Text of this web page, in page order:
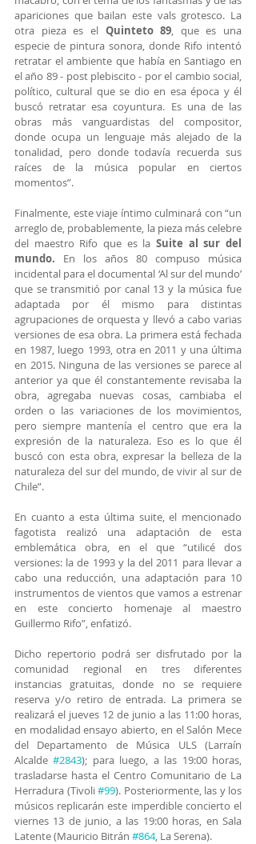
apariciones que bailan este vals grotesco. La
otra pieza es el Quinteto 89, que es una
especie de pintura sonora, donde Rifo intentó
retratar el ambiente que había en Santiago en
el año 89 - post plebiscito - por el cambio social,
político, cultural que se dio en esa época y él
buscó retratar esa coyuntura. Es una de las
obras más vanguardistas del compositor,
donde ocupa un lenguaje más alejado de la
tonalidad, pero donde todavía recuerda sus
raíces de la música popular en ciertos
momentos”.
Finalmente, este viaje íntimo culminará con “un
arreglo de, probablemente, la pieza más celebre
del maestro Rifo que es la Suite al sur del
mundo. En los años 80 compuso música
incidental para el documental ‘Al sur del mundo’
que se transmitió por canal 13 y la música fue
adaptada por él mismo para distintas
agrupaciones de orquesta y llevó a cabo varias
versiones de esa obra. La primera está fechada
en 1987, luego 1993, otra en 2011 y una última
en 2015. Ninguna de las versiones se parece al
anterior ya que él constantemente revisaba la
obra, agregaba nuevas cosas, cambiaba el
orden o las variaciones de los movimientos,
pero siempre mantenía el centro que era la
expresión de la naturaleza. Eso es lo que él
buscó con esta obra, expresar la belleza de la
naturaleza del sur del mundo, de vivir al sur de
Chile”.
En cuanto a esta última suite, el mencionado
fagotista realizó una adaptación de esta
emblemática obra, en el que “utilicé dos
versiones: la de 1993 y la del 2011 para llevar a
cabo una reducción, una adaptación para 10
instrumentos de vientos que vamos a estrenar
en este concierto homenaje al maestro
Guillermo Rifo”, enfatizó.
Dicho repertorio podrá ser disfrutado por la
comunidad regional en tres diferentes
instancias gratuitas, donde no se requiere
reserva y/o retiro de entrada. La primera se
realizará el jueves 12 de junio a las 11:00 horas,
en modalidad ensayo abierto, en el Salón Mece
del Departamento de Música ULS (Larraín
Alcalde #2843); para luego, a las 19:00 horas,
trasladarse hasta el Centro Comunitario de La
Herradura (Tivoli #99). Posteriormente, las y los
músicos replicarán este imperdible concierto el
viernes 13 de junio, a las 19:00 horas, en Sala
Latente (Mauricio Bitrán #864, La Serena).